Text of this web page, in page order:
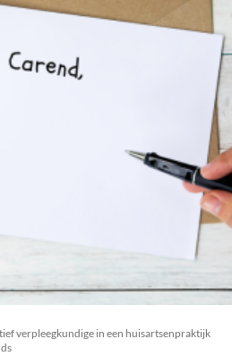
verpleegkundige in een huisartsenpraktijk